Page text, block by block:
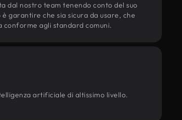
dal nostro team tenendo conto del suo
garantire che sia sicura da usare, che
agli standard comuni.
artificiale di altissimo livello.